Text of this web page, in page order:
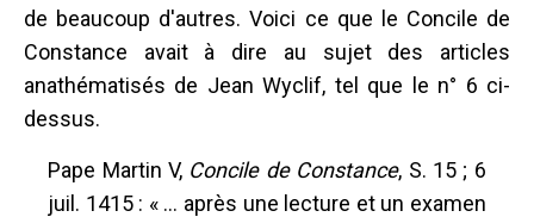
de beaucoup d'autres. Voici ce que le Concile de
Constance avait à dire au sujet des articles
anathématisés de Jean Wyclif, tel que le n° 6 ci-
dessus.
Pape Martin V, Concile de Constance, S. 15 ; 6
juil. 1415 : « ... après une lecture et un examen